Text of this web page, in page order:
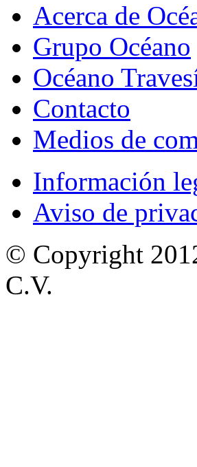
Acerca de
Grupo Océano
Océano
Contacto
Medios de
Información
Aviso de
© Copyright
C.V.